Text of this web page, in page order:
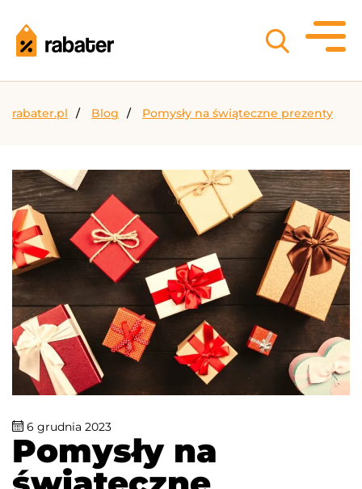
rabater.pl Blog Pomysły na świąteczne prezenty
6 grudnia 2023
Pomysły na